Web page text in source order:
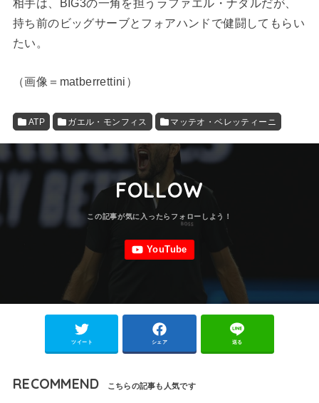
相手は、BIG3の一角を担うラファエル・ナダルだが、
持ち前のビッグサーブとフォアハンドで健闘してもらい
たい。
（画像＝matberrettini）
ATP ガエル・モンフィス マッテオ・ベレッティーニ
FOLLOW
ツイート シェア 送る
RECOMMEND